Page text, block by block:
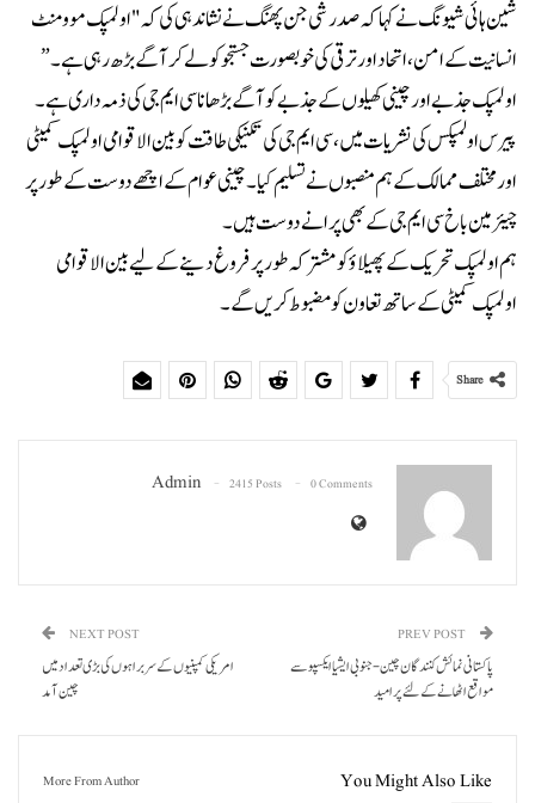
شین ہائی شیونگ نے کہا کہ صدر شی جن پھنگ نے نشاندہی کی کہ "اولمپک موومنٹ
انسانیت کے امن، اتحاد اور ترقی کی خوبصورت جستجو کو لے کر آگے بڑھ رہی ہے۔”
اولمپک جذبے اور چینی کھیلوں کے جذبے کو آگے بڑھانا سی ایم جی کی ذمہ داری ہے۔
پیرس اولمپکس کی نشریات میں،سی ایم جی کی تکنیکی طاقت کو بین الاقوامی اولمپک کمیٹی
اور مختلف ممالک کے ہم منصبوں نے تسلیم کیا۔ چینی عوام کے اچھے دوست کے طور پر
چیئرمین باخ سی ایم جی کے بھی پرانے دوست ہیں۔
ہم اولمپک تحریک کے پھیلاؤ کو مشترکہ طور پر فروغ دینے کے لیے بین الاقوامی
اولمپک کمیٹی کے ساتھ تعاون کو مضبوط کریں گے۔
Share
Admin 2415 Posts 0 Comments
پاکستانی نمائش کنندگان چین-جنوبی ایشیا ایکسپو سے
مواقع اٹھانے کے لئے پر امید
NEXT POST
امریکی کمپنیوں کے سربراہوں کی بڑی تعداد میں
چین آمد
You Might Also Like
More From Author